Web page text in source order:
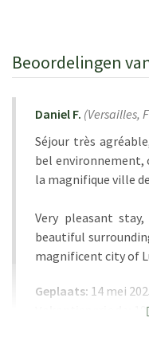
Beoordelingen
Daniel F. (Versailles,
Séjour très
bel environnement,
la magnifique ville
Very pleasant
beautiful
magnificent city of
Geplaats: 14 mei